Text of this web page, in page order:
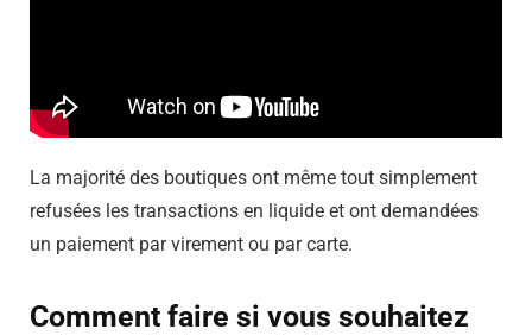
La majorité des boutiques ont même tout simplement
refusées les transactions en liquide et ont demandées
un paiement par virement ou par carte.
Comment faire si vous souhaitez